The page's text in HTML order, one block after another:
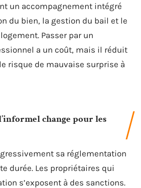
un accompagnement intégré
du bien, la gestion du bail et le
Passer par un
a un coût, mais il réduit
risque de mauvaise surprise à
change pour les
sa réglementation
durée. Les propriétaires qui
s’exposent à des sanctions.